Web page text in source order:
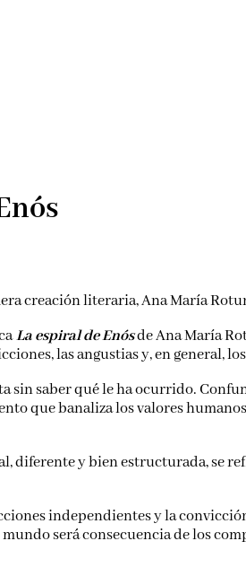
creación literaria, Ana María
La espiral de Enósde Ana María
las angustias y, en general,
sin saber qué le ha ocurrido.
que banaliza los valores
diferente y bien estructurada, se
independientes y la
será consecuencia de los